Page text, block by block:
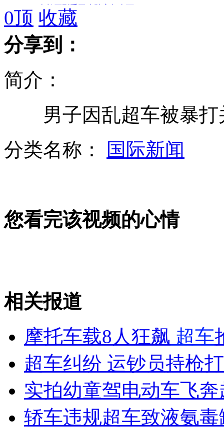
2.33米长巨型手工皮鞋亮相山西
网友无意拍到“证据”助警方破案
官方称正在研究劳教制度具体改革方案
醉酒男子拒下飞机致航班延误
山西运城恶犬咬伤多人 警民合力深夜将其击毙
无痛分娩是否安全 医生回应
外交部：有关国家言论片面不公正
安徽一实载49人客车翻车
走！跟着总书记去植树
0顶 收藏
分享到：
简介：
男子因乱超车被暴打
分类名称：
国际新闻
您看完该视频的心情
相关报道
摩托车载8人狂飙 超车
超车纠纷 运钞员持枪
实拍幼童驾电动车飞
轿车违规超车致液氨